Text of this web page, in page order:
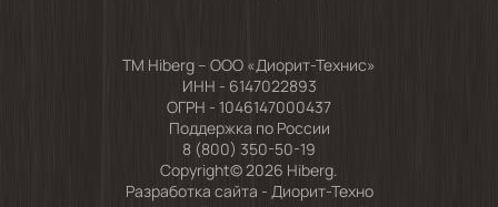
TM Hiberg – ООО «Диорит-Технис»
ИНН - 6147022893
ОГРН - 1046147000437
Поддержка по России
8 (800) 350-50-19
Copyright© 2026 Hiberg.
Разработка сайта - Диорит-Техно